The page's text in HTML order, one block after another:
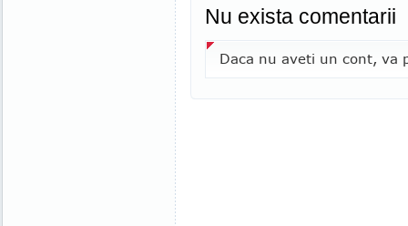
Nu exista comentarii
Daca nu aveti un cont, va